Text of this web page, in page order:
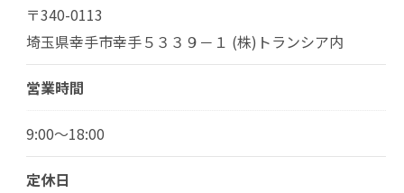
〒340-0113
埼玉県幸手市幸手５３３９－１ (株)トランシア内
営業時間
9:00～18:00
定休日